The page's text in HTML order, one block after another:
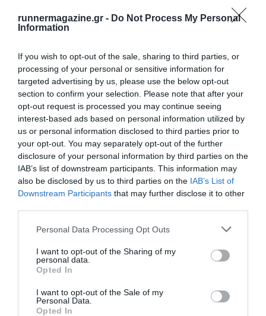
runnermagazine.gr - Do Not Process My Personal
Information
If you wish to opt-out of the sale, sharing to third parties, or
processing of your personal or sensitive information for
targeted advertising by us, please use the below opt-out
section to confirm your selection. Please note that after your
opt-out request is processed you may continue seeing
interest-based ads based on personal information utilized by
us or personal information disclosed to third parties prior to
your opt-out. You may separately opt-out of the further
disclosure of your personal information by third parties on the
IAB’s list of downstream participants. This information may
also be disclosed by us to third parties on the IAB’s List of
Downstream Participants that may further disclose it to other
Personal Data Processing Opt Outs
I want to opt-out of the Sharing of my
personal data.
Opted In
I want to opt-out of the Sale of my
Personal Data.
Opted In